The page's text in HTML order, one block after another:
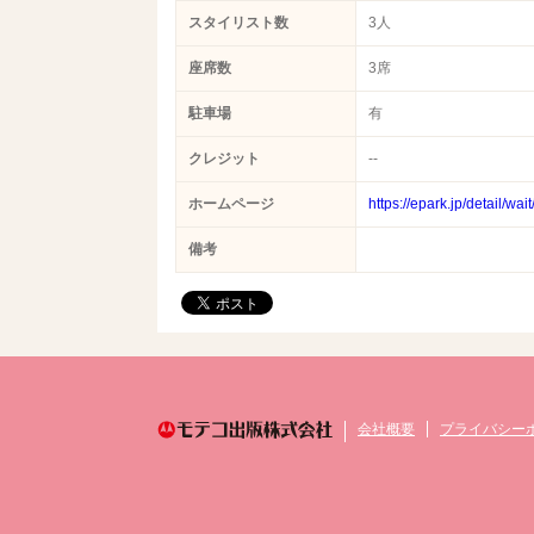
スタイリスト数 3人
座席数 3席
駐車場 有
クレジット --
ホームページ https://epark.jp/detail/
備考
会社概要 プライバシー